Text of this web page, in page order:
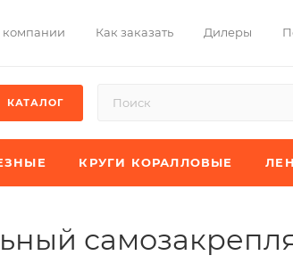
компании Как заказать Дилеры
КАТАЛОГ
КРУГИ КОРАЛЛОВЫЕ